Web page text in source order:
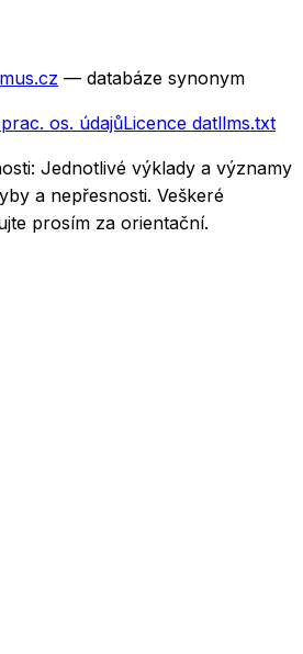
— databáze synonym
os. údajůLicence datllms.txt
Jednotlivé výklady a významy
a nepřesnosti. Veškeré
prosím za orientační.